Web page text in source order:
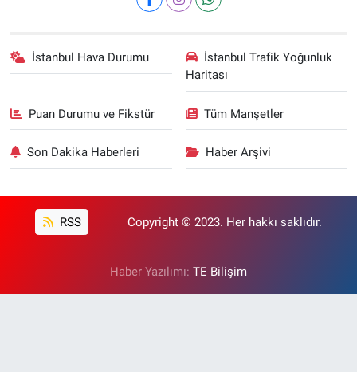
İstanbul Hava Durumu
İstanbul Trafik Yoğunluk
Haritası
Puan Durumu ve Fikstür Tüm Manşetler
Son Dakika Haberleri Haber Arşivi
RSS Copyright © 2023. Her hakkı saklıdır.
Haber Yazılımı: TE Bilişim